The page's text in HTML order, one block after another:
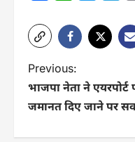
P
o
Previous:
भाजपा नेता ने
जमानत दिए जाने पर